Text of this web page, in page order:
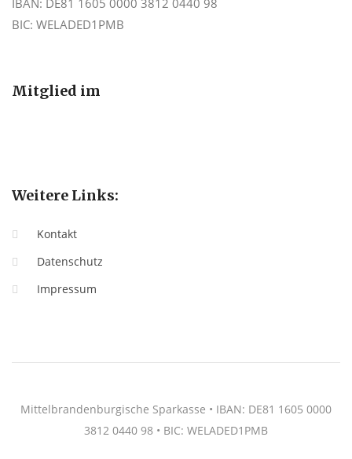
IBAN: DE81 1605 0000 3812 0440 98
BIC: WELADED1PMB
Mitglied im
Weitere Links:
Kontakt
Datenschutz
Impressum
Mittelbrandenburgische Sparkasse • IBAN: DE81 1605 0000
3812 0440 98 • BIC: WELADED1PMB